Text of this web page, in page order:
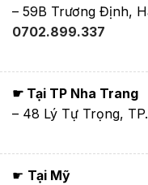
– 59B Trương Định,
0702.899.337
☛ Tại TP Nha Trang
– 48 Lý Tự Trọng,
☛ Tại Mỹ